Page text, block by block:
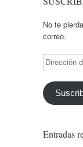
No te
correo.
Dirección
de
email
Entradas